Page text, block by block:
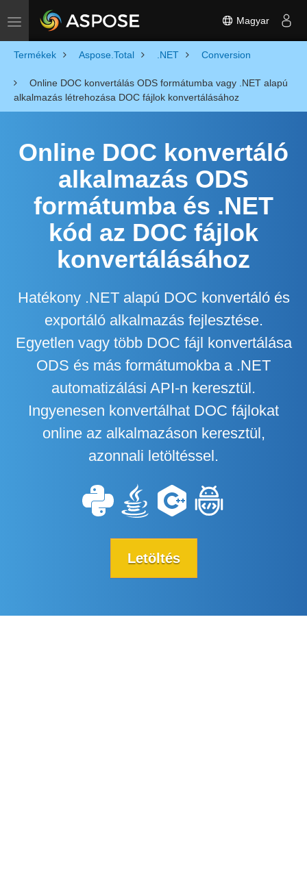
Toggle navigation Magyar
Termékek Aspose.Total .NET Conversion
Online DOC konvertálás ODS formátumba vagy .NET alapú
alkalmazás létrehozása DOC fájlok konvertálásához
Online DOC konvertáló
alkalmazás ODS
formátumba és .NET
kód az DOC fájlok
konvertálásához
Hatékony .NET alapú DOC konvertáló és
exportáló alkalmazás fejlesztése.
Egyetlen vagy több DOC fájl konvertálása
ODS és más formátumokba a .NET
automatizálási API-n keresztül.
Ingyenesen konvertálhat DOC fájlokat
online az alkalmazáson keresztül,
azonnali letöltéssel.
Letöltés